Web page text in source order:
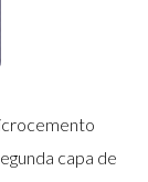
capa de